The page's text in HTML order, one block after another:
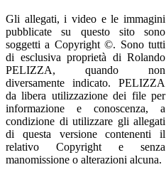
Gli allegati, i video e le immagini
pubblicate su questo sito sono
soggetti a Copyright ©. Sono tutti
di esclusiva proprietà di Rolando
PELIZZA, quando non
diversamente indicato. PELIZZA
da libera utilizzazione dei file per
informazione e conoscenza, a
condizione di utilizzare gli allegati
di questa versione contenenti il
relativo Copyright e senza
manomissione o alterazioni alcuna.